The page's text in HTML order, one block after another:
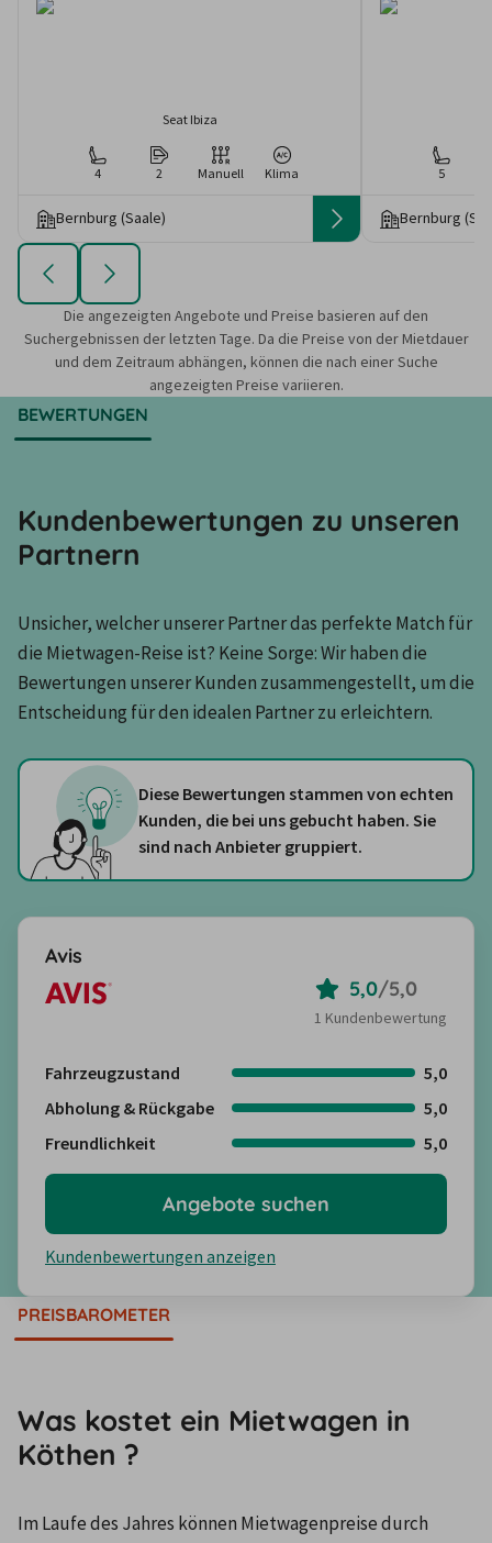
Seat Ibiza
4 2 Manuell Klima
Bernburg (Saale)
5
Bernburg
Die angezeigten Angebote und Preise basieren auf den
Suchergebnissen der letzten Tage. Da die Preise von der Mietdauer
und dem Zeitraum abhängen, können die nach einer Suche
angezeigten Preise variieren.
BEWERTUNGEN
Kundenbewertungen zu unseren
Partnern
Unsicher, welcher unserer Partner das perfekte Match für
die Mietwagen-Reise ist? Keine Sorge: Wir haben die
Bewertungen unserer Kunden zusammengestellt, um die
Entscheidung für den idealen Partner zu erleichtern.
Diese Bewertungen stammen von echten
Kunden, die bei uns gebucht haben. Sie
sind nach Anbieter gruppiert.
Avis
5,0/5,0
1 Kundenbewertung
Fahrzeugzustand
5,0
Abholung & Rückgabe
5,0
Freundlichkeit
5,0
Kundenbewertungen anzeigen
Angebote suchen
PREISBAROMETER
Was kostet ein Mietwagen in
Köthen ?
Im Laufe des Jahres können Mietwagenpreise durch